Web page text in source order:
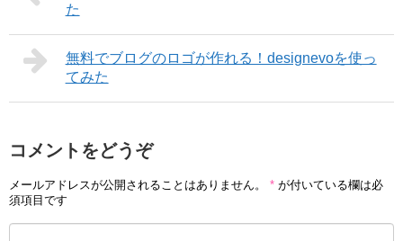
た
無料でブログのロゴが作れる！designevoを使っ
てみた
コメントをどうぞ
メールアドレスが公開されることはありません。 * が付いている欄は必
須項目です